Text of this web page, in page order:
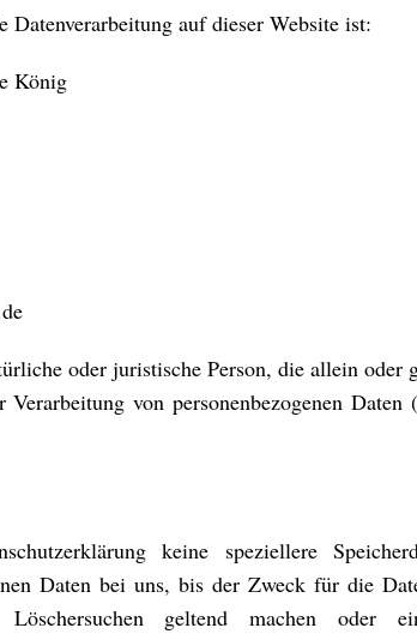
auf dieser Website ist:
König
oder juristische Person, die allein oder
von personenbezogenen
keine speziellere
Daten bei uns, bis der Zweck für die
geltend machen oder